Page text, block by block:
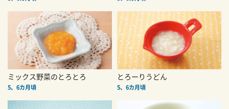
ミックス野菜のとろとろ
5、6カ月頃
とろーりうどん
5、6カ月頃